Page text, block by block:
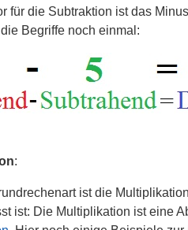
für die Subtraktion ist das
Begriffe noch einmal:
:
ist die
ist: Die Multiplikation ist eine